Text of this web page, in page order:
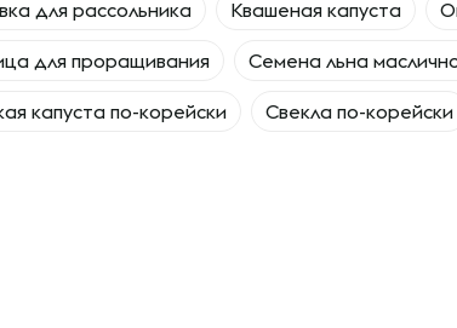
для рассольника Квашеная капуста
для проращивания Семена льна
капуста по-корейски Свекла по-корейски